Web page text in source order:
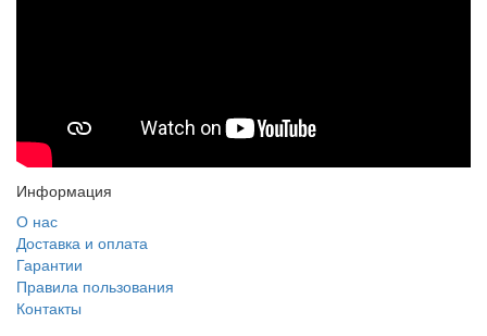
Информация
О нас
Доставка и оплата
Гарантии
Правила пользования
Контакты